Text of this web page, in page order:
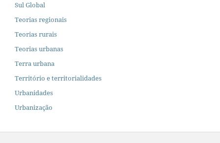
Sul Global
Teorias regionais
Teorias rurais
Teorias urbanas
Terra urbana
Território e territorialidades
Urbanidades
Urbanização